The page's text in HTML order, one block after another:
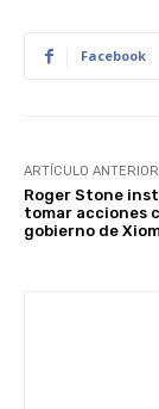
Facebook
ARTÍCULO ANTERIOR
Roger Stone
tomar acciones
gobierno de